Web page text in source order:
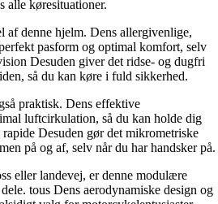
alle køresituationer.
af denne hjelm. Dens allergivenlige,
pasform og optimal komfort, selv
Desuden giver det ridse- og dugfri
så du kan køre i fuld sikkerhed.
praktisk. Dens effektive
luftcirkulation, så du kan holde dig
Desuden gør det mikrometriske
på og af, selv når du har handsker på.
eller landevej, er denne modulære
tous Dens aerodynamiske design og